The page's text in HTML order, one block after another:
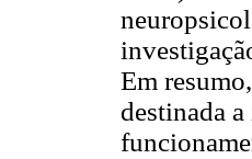
Em
destinada